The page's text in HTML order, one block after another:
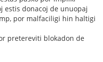
estis donacoj de unuopaj
por malfaciligi hin haltigi
pretereviti blokadon de